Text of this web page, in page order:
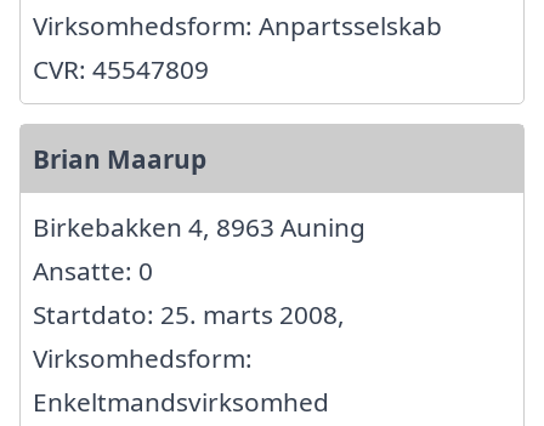
Virksomhedsform: Anpartsselskab
CVR: 45547809
Brian Maarup
Birkebakken 4, 8963 Auning
Ansatte: 0
Startdato: 25. marts 2008,
Virksomhedsform:
Enkeltmandsvirksomhed